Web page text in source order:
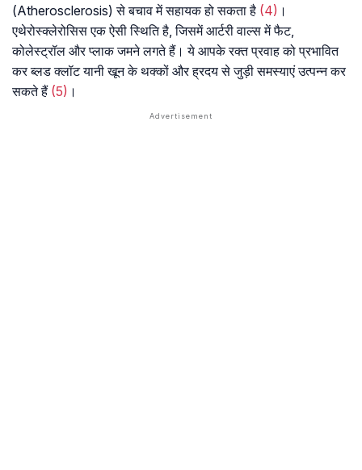
(Atherosclerosis) से बचाव में सहायक हो सकता है (4) ।
एथेरोस्क्लेरोसिस एक ऐसी स्थिति है, जिसमें आर्टरी वाल्स में फैट,
कोलेस्ट्रॉल और प्लाक जमने लगते हैं। ये आपके रक्त प्रवाह को प्रभावित
कर ब्लड क्लॉट यानी खून के थक्कों और ह्रदय से जुड़ी समस्याएं उत्पन्न कर
सकते हैं (5) ।